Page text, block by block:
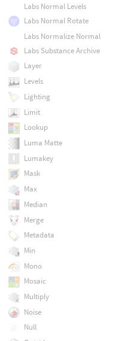
Labs Normal Levels
Labs Normal Rotate
Labs Normalize Normal
Labs Substance Archive
Layer
Levels
Lighting
Limit
Lookup
Luma Matte
Lumakey
Mask
Max
Median
Merge
Metadata
Min
Mono
Mosaic
Multiply
Noise
Null